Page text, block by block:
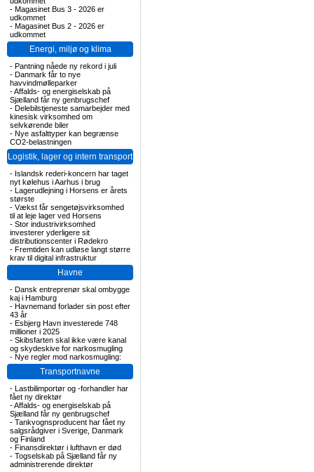
- Magasinet Bus 3 - 2026 er
udkommet
- Magasinet Bus 2 - 2026 er
udkommet
Energi, miljø og klima
- Pantning nåede ny rekord i juli
- Danmark får to nye
havvindmølleparker
-Affalds- og energiselskab på
Sjælland får ny genbrugschef
- Delebilstjeneste samarbejder med
kinesisk virksomhed om
selvkørende biler
- Nye asfalttyper kan begrænse
CO2-belastningen
Logistik, lager og intern transport
- Islandsk rederi-koncern har taget
nyt kølehus i Aarhus i brug
- Lagerudlejning i Horsens er årets
største
- Vækst får sengetøjsvirksomhed
til at leje lager ved Horsens
- Stor industrivirksomhed
investerer yderligere sit
distributionscenter i Rødekro
- Fremtiden kan udløse langt større
krav til digital infrastruktur
Havne
- Dansk entreprenør skal ombygge
kaj i Hamburg
- Havnemand forlader sin post efter
43 år
- Esbjerg Havn investerede 748
millioner i 2025
- Skibsfarten skal ikke være kanal
og skydeskive for narkosmugling
- Nye regler mod narkosmugling:
Transportnavne
- Lastbilimportør og -forhandler har
fået ny direktør
-Affalds- og energiselskab på
Sjælland får ny genbrugschef
- Tankvognsproducent har fået ny
salgsrådgiver i Sverige, Danmark
og Finland
- Finansdirektør i lufthavn er død
- Togselskab på Sjælland får ny
administrerende direktør